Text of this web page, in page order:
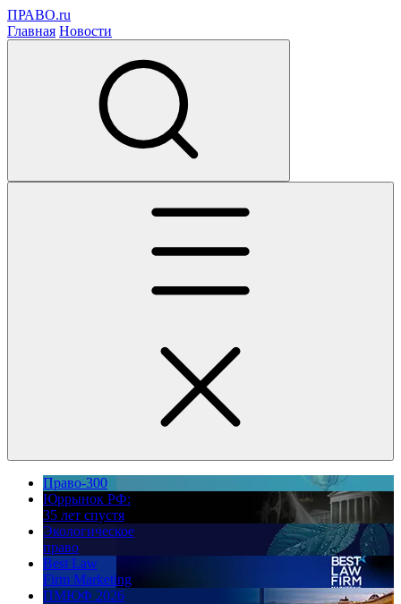
ПРАВО.ru
Главная Новости
Право-300
Юррынок РФ:
35 лет спустя
Экологическое
право
Best Law
Firm Marketing
ПМЮФ 2026